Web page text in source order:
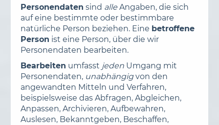
Personendaten sind alle Angaben, die sich
auf eine bestimmte oder bestimmbare
natürliche Person beziehen. Eine betroffene
Person ist eine Person, über die wir
Personendaten bearbeiten.
Bearbeiten umfasst jeden Umgang mit
Personendaten, unabhängigvon den
angewandten Mitteln und Verfahren,
beispielsweise das Abfragen, Abgleichen,
Anpassen, Archivieren, Aufbewahren,
Auslesen, Bekanntgeben, Beschaffen,